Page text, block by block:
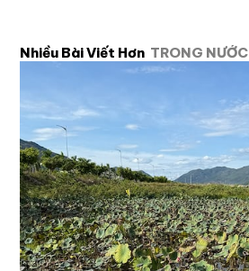
Nhiều Bài Viết Hơn TRONG NƯỚC